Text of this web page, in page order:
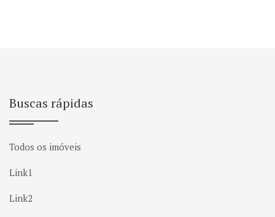
Buscas rápidas
Todos os imóveis
Link1
Link2